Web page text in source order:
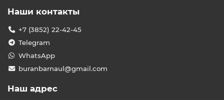
Наши контакты
+7 (3852) 22-42-45
Telegram
WhatsApp
buranbarnaul@gmail.com
Наш адрес